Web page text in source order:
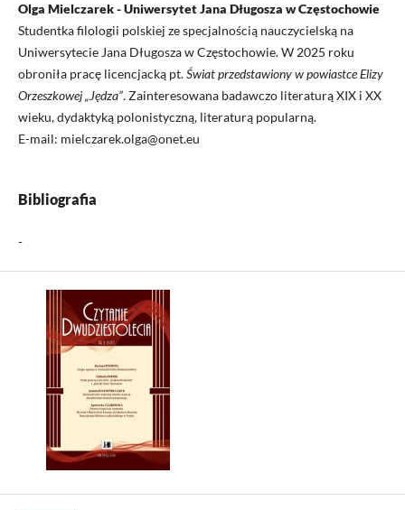
Olga Mielczarek - Uniwersytet Jana Długosza w Częstochowie
Studentka filologii polskiej ze specjalnością nauczycielską na
Uniwersytecie Jana Długosza w Częstochowie. W 2025 roku
obroniła pracę licencjacką pt.Świat przedstawiony w powiastce Elizy
Orzeszkowej „Jędza”. Zainteresowana badawczo literaturą XIX i XX
wieku, dydaktyką polonistyczną, literaturą popularną.
E-mail: mielczarek.olga@onet.eu
Bibliografia
-